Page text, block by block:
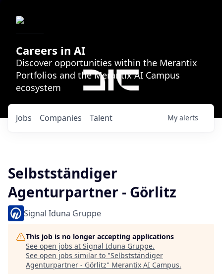
Careers in AI
Discover opportunities within the Merantix
Portfolios and the Merantix AI Campus
ecosystem
Jobs Companies Talent My alerts
Selbstständiger
Agenturpartner - Görlitz
Signal Iduna Gruppe
This job is no longer accepting applications
See open jobs at Signal Iduna Gruppe.
See open jobs similar to "Selbstständiger
Agenturpartner - Görlitz" Merantix AI Campus.